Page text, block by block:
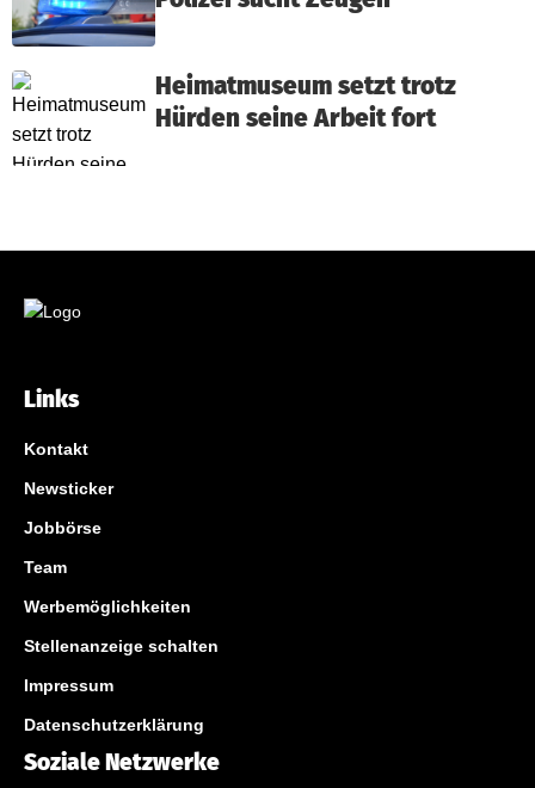
Heimatmuseum setzt trotz
Hürden seine Arbeit fort
Links
Kontakt
Newsticker
Jobbörse
Team
Werbemöglichkeiten
Stellenanzeige schalten
Impressum
Datenschutzerklärung
Soziale Netzwerke